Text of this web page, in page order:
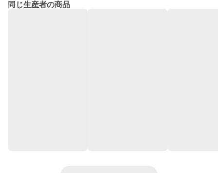
同じ生産者の商品